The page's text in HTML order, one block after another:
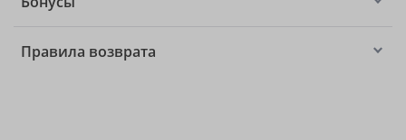
Правила возврата